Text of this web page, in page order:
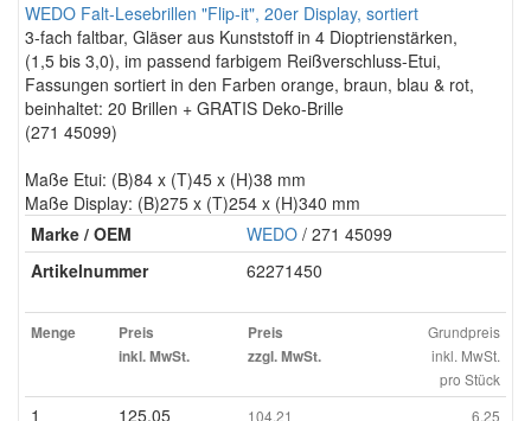
WEDO Falt-Lesebrillen "Flip-it", 20er Display, sortiert
3-fach faltbar, Gläser aus Kunststoff in 4 Dioptrienstärken,
(1,5 bis 3,0), im passend farbigem Reißverschluss-Etui,
Fassungen sortiert in den Farben orange, braun, blau & rot,
beinhaltet: 20 Brillen + GRATIS Deko-Brille
(271 45099)
Maße Etui: (B)84 x (T)45 x (H)38 mm
Maße Display: (B)275 x (T)254 x (H)340 mm
Marke / OEM
WEDO / 271 45099
Artikelnummer
62271450
Menge
Preis
inkl. MwSt.
Preis
zzgl. MwSt.
Grundpreis
inkl. MwSt.
pro Stück
1 125.05 104.21 6.25